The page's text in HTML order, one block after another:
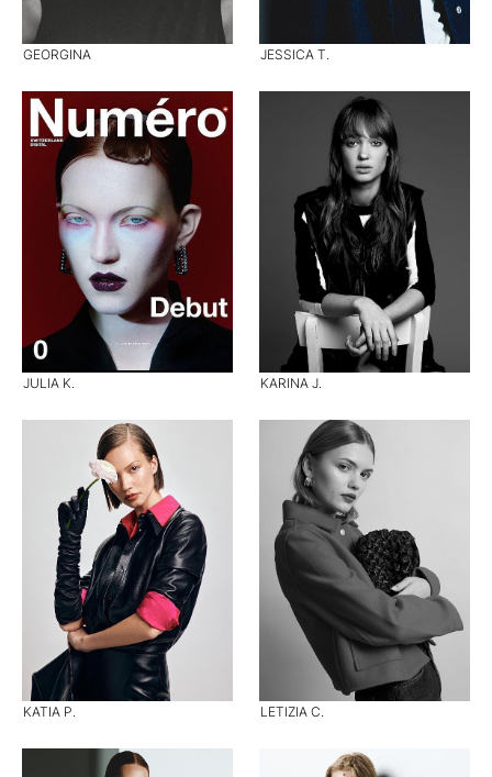
GEORGINA JESSICA T.
JULIA K. KARINA J.
KATIA P. LETIZIA C.